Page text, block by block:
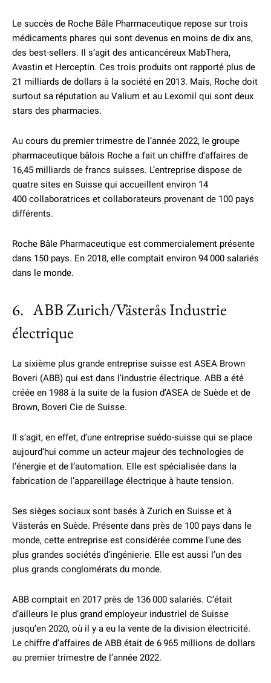
Le succès de Roche Bâle Pharmaceutique repose sur trois
médicaments phares qui sont devenus en moins de dix ans,
des best-sellers. Il s’agit des anticancéreux MabThera,
Avastin et Herceptin. Ces trois produits ont rapporté plus de
21 milliards de dollars à la société en 2013. Mais, Roche doit
surtout sa réputation au Valium et au Lexomil qui sont deux
stars des pharmacies.
Au cours du premier trimestre de l’année 2022, le groupe
pharmaceutique bâlois Roche a fait un chiffre d’affaires de
16,45 milliards de francs suisses. L’entreprise dispose de
quatre sites en Suisse qui accueillent environ 14
400 collaboratrices et collaborateurs provenant de 100 pays
différents.
Roche Bâle Pharmaceutique est commercialement présente
dans 150 pays. En 2018, elle comptait environ 94 000 salariés
dans le monde.
6. ABB Zurich/Västerås Industrie
électrique
La sixième plus grande entreprise suisse est ASEA Brown
Boveri (ABB) qui est dans l’industrie électrique. ABB a été
créée en 1988 à la suite de la fusion d’ASEA de Suède et de
Brown, Boveri Cie de Suisse.
Il s’agit, en effet, d’une entreprise suédo-suisse qui se place
aujourd’hui comme un acteur majeur des technologies de
l’énergie et de l’automation. Elle est spécialisée dans la
fabrication de l’appareillage électrique à haute tension.
Ses sièges sociaux sont basés à Zurich en Suisse et à
Västerås en Suède. Présente dans près de 100 pays dans le
monde, cette entreprise est considérée comme l’une des
plus grandes sociétés d’ingénierie. Elle est aussi l’un des
plus grands conglomérats du monde.
ABB comptait en 2017 près de 136 000 salariés. C’était
d’ailleurs le plus grand employeur industriel de Suisse
jusqu’en 2020, où il y a eu la vente de la division électricité.
Le chiffre d’affaires de ABB était de 6 965 millions de dollars
au premier trimestre de l’année 2022.